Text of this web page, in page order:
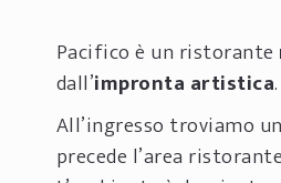
Pacifico è un ristorante
dall’impronta artistica.
All’ingresso troviamo
precede l’area